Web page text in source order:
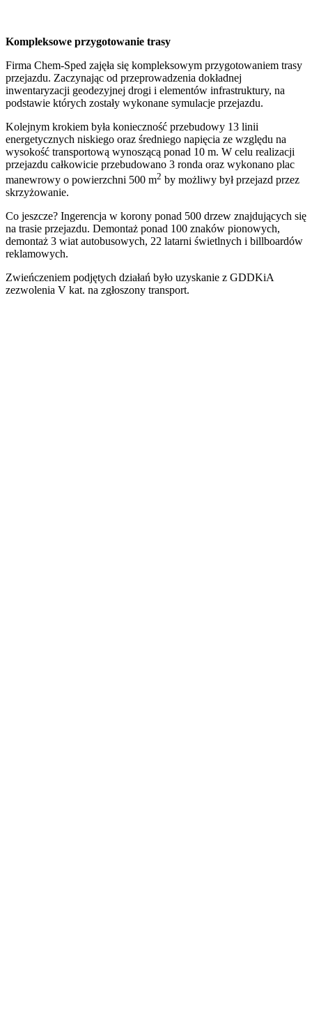
Kompleksowe przygotowanie trasy
Firma Chem-Sped zajęła się kompleksowym przygotowaniem trasy
przejazdu. Zaczynając od przeprowadzenia dokładnej
inwentaryzacji geodezyjnej drogi i elementów infrastruktury, na
podstawie których zostały wykonane symulacje przejazdu.
Kolejnym krokiem była konieczność przebudowy 13 linii
energetycznych niskiego oraz średniego napięcia ze względu na
wysokość transportową wynoszącą ponad 10 m. W celu realizacji
przejazdu całkowicie przebudowano 3 ronda oraz wykonano plac
manewrowy o powierzchni 500 m2 by możliwy był przejazd przez
skrzyżowanie.
Co jeszcze? Ingerencja w korony ponad 500 drzew znajdujących się
na trasie przejazdu. Demontaż ponad 100 znaków pionowych,
demontaż 3 wiat autobusowych, 22 latarni świetlnych i billboardów
reklamowych.
Zwieńczeniem podjętych działań było uzyskanie z GDDKiA
zezwolenia V kat. na zgłoszony transport.